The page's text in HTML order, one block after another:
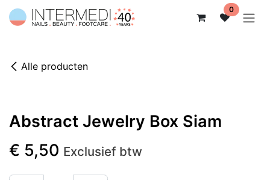
Overslaan naar inhoud 0
Alle producten
Abstract Jewelry Box Siam
€ 5,50 Exclusief btw